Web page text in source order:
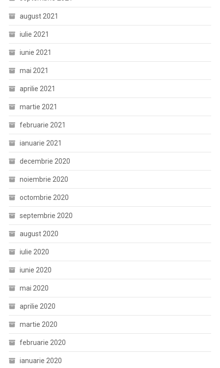
august 2021
iulie 2021
iunie 2021
mai 2021
aprilie 2021
martie 2021
februarie 2021
ianuarie 2021
decembrie 2020
noiembrie 2020
octombrie 2020
septembrie 2020
august 2020
iulie 2020
iunie 2020
mai 2020
aprilie 2020
martie 2020
februarie 2020
ianuarie 2020